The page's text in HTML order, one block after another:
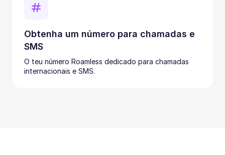
Obtenha um número para chamadas e
SMS
O teu número Roamless dedicado para chamadas
internacionais e SMS.